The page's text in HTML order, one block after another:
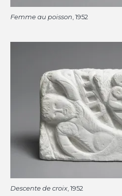
Femme au poisson , 1952
Descente de croix , 1952